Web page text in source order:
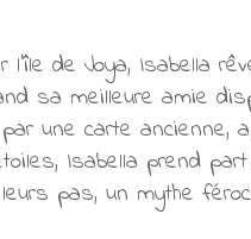
l’île de Joya, Isabella
sa meilleure amie
par une carte
Isabella prend
pas, un mythe